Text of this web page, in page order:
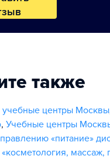
также
центры Москвы
, Учебные центры
«питание»
массаж,